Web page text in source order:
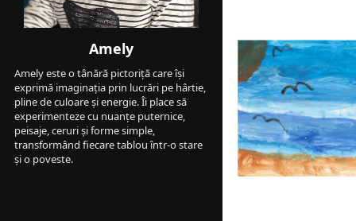
Amely
Amely este o tânără pictoriță care își
exprimă imaginația prin lucrări pe hârtie,
pline de culoare și energie. Îi place să
experimenteze cu nuanțe puternice,
peisaje, ceruri și forme simple,
transformând fiecare tablou într-o stare
și o poveste.